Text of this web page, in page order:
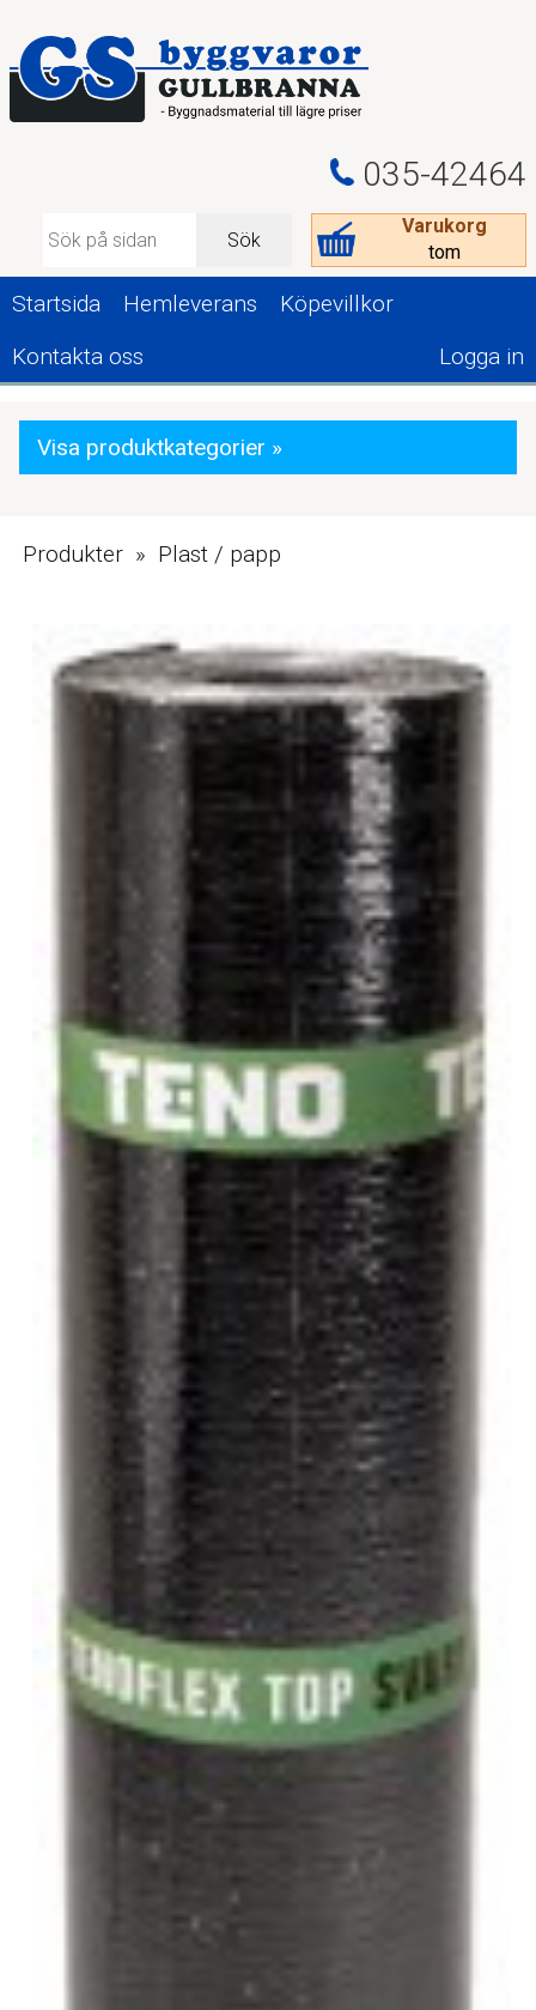
035-42464
Varukorg
tom
Sök
Startsida Hemleverans
Köpevillkor
Kontakta oss
Logga in
Visa produktkategorier »
Produkter » Plast / papp